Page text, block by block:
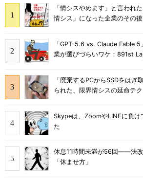
「情シスやめます」と言わ
情シス」になった企業のその後
「GPT-5.6 vs. Claude Fable
業が選びづらいワケ：891st
「廃棄するPCからSSDをはぎ
られた、限界情シスの延命テク
Skypeは、ZoomやLINEに負け
た
休息11時間未満が56回――法
「休ませ方」